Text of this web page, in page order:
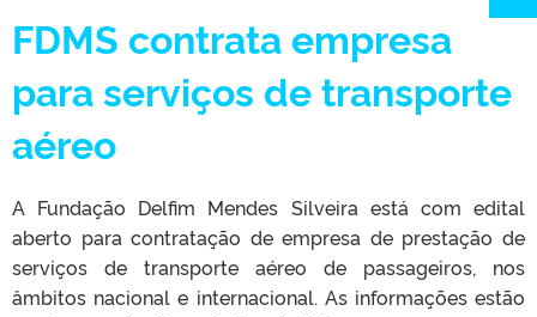
FDMS contrata empresa
para serviços de transporte
aéreo
A Fundação Delfim Mendes Silveira está com edital
aberto para contratação de empresa de prestação de
serviços de transporte aéreo de passageiros, nos
âmbitos nacional e internacional. As informações estão